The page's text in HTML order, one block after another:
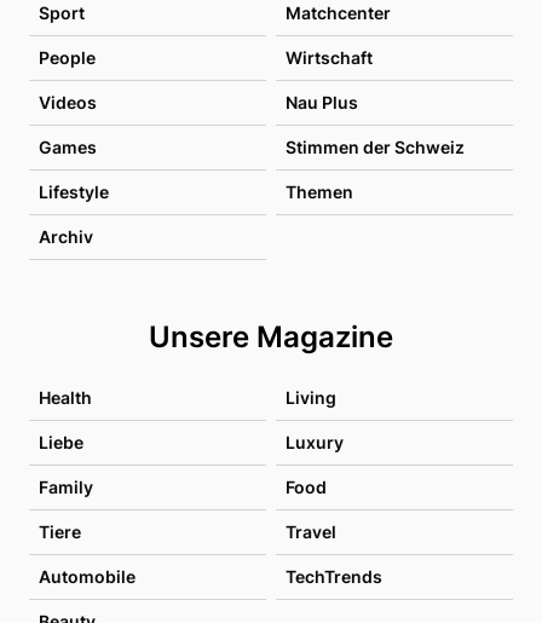
Sport Matchcenter
People Wirtschaft
Videos Nau Plus
Games Stimmen der Schweiz
Lifestyle Themen
Archiv
Unsere Magazine
Health Living
Liebe Luxury
Family Food
Tiere Travel
Automobile TechTrends